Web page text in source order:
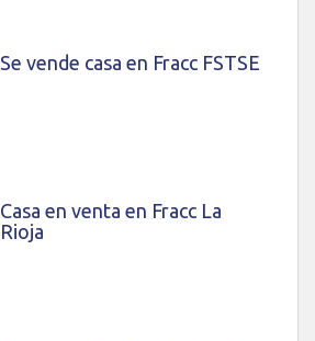
Se vende casa en Fracc FSTSE
Casa en venta en Fracc La
Rioja